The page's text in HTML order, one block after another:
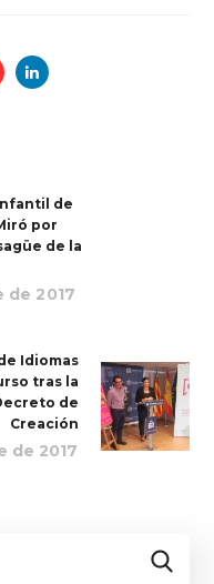
de
por
de la
de 2017
Idiomas
tras la
de
Creación
de 2017